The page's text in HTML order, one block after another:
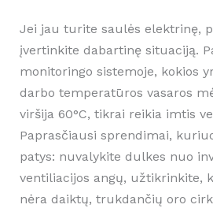
Jei jau turite saulės elektrinę,
įvertinkite dabartinę situaciją.
monitoringo sistemoje, kokios
darbo temperatūros vasaros
viršija 60°C, tikrai reikia imtis
Paprasčiausi sprendimai,
patys: nuvalykite dulkes nuo
ventiliacijos angų, užtikrinkite,
nėra daiktų, trukdančių oro